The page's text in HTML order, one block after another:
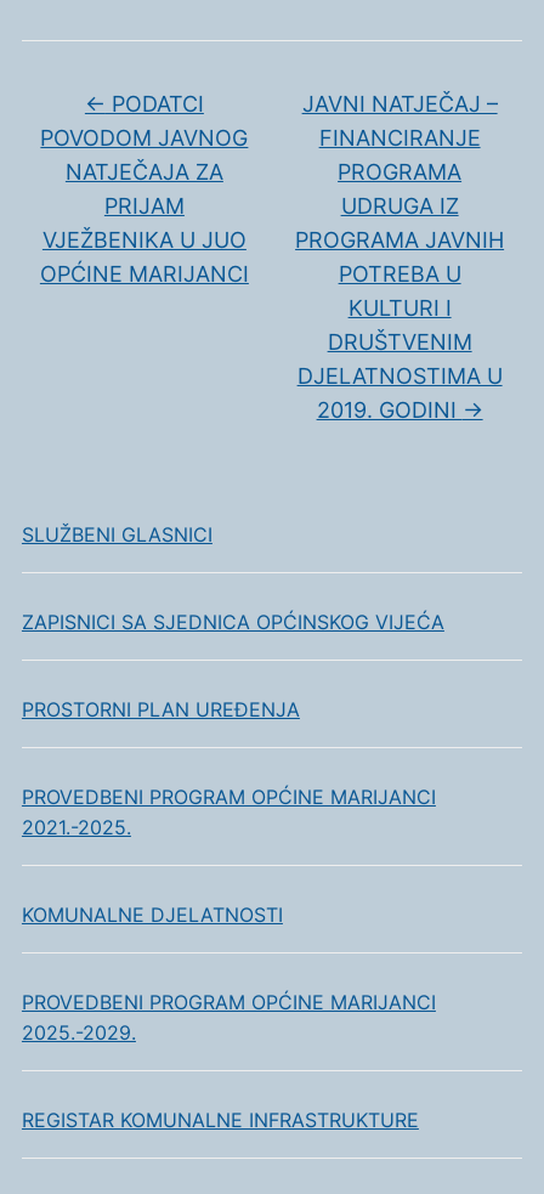
SLUŽBENI GLASNICI
ZAPISNICI SA SJEDNICA OPĆINSKOG VIJEĆA
PROSTORNI PLAN UREĐENJA
PROVEDBENI PROGRAM OPĆINE MARIJANCI
2021.-2025.
KOMUNALNE DJELATNOSTI
PROVEDBENI PROGRAM OPĆINE MARIJANCI
2025.-2029.
REGISTAR KOMUNALNE INFRASTRUKTURE
← PODATCI
POVODOM JAVNOG
NATJEČAJA ZA
PRIJAM
VJEŽBENIKA U JUO
OPĆINE MARIJANCI
JAVNI NATJEČAJ –
FINANCIRANJE
PROGRAMA
UDRUGA IZ
PROGRAMA JAVNIH
POTREBA U
KULTURI I
DRUŠTVENIM
DJELATNOSTIMA U
2019. GODINI →